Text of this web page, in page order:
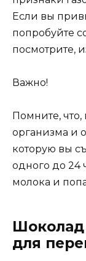
Если вы
попробуйте
посмотрите,
Важно!
Помните, что,
организма и
которую вы
одного до 24
молока и
для